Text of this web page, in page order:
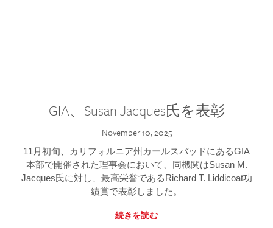
GIA、Susan Jacques氏を表彰
November 10, 2025
11月初旬、カリフォルニア州カールスバッドにあるGIA
本部で開催された理事会において、同機関はSusan M.
Jacques氏に対し、最高栄誉であるRichard T. Liddicoat功
績賞で表彰しました。
続きを読む